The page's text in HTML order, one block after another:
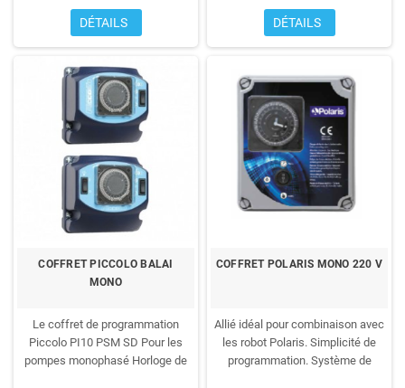
automatiqueVanne de recul anti-
blocageRapidité accrue
Installation simple et rapideCoque
compactetrès légerFiable
tête + tuyau
Garantie 2 ans
DÉTAILS
(eau de mer, eau chlorée, eau
déminéralisée ... ).Eloignement du
bassin allant jusqu'à 20 mètres.
le surpresseur Polaris est le
complément indispensable des
nettoyeurs haute pression Polaris.
Garantie 2 ans
DÉTAILS
COFFRET PICCOLO BALAI
MONO
Le coffret de programmation
Piccolo PI10 PSM SD Pour les
pompes monophasé Horloge de
COFFRET POLARIS MONO 220 V
Allié idéal pour combinaison avec
les robot Polaris. Simplicité de
programmation. Système de